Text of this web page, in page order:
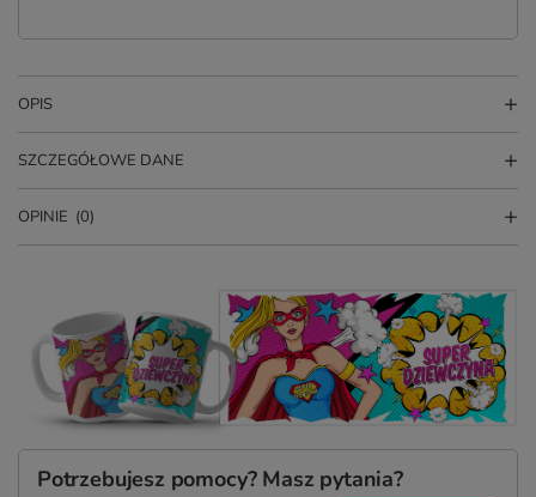
OPIS
SZCZEGÓŁOWE DANE
OPINIE (0)
Potrzebujesz pomocy? Masz pytania?